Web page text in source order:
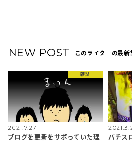
NEW POST このライターの最新
雑記
2021.7.27
ブログを更新をサボっていた理
パチス